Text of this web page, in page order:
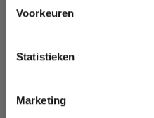
Voorkeuren
Statistieken
Marketing
Garantie:
betaalbare prijzen.